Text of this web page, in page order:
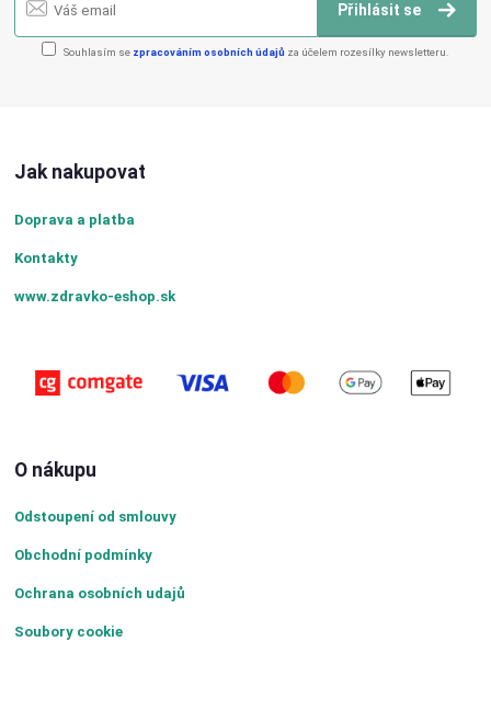
Přihlásit se
Souhlasím se zpracováním osobních údajů za účelem rozesílky newsletteru.
Jak nakupovat
Doprava a platba
Kontakty
www.zdravko-eshop.sk
O nákupu
Odstoupení od smlouvy
Obchodní podmínky
Ochrana osobních udajů
Soubory cookie